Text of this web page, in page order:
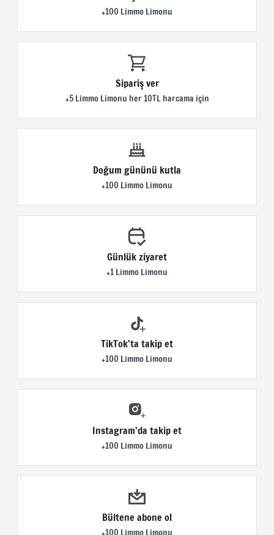
+100 Limmo Limonu
Sipariş ver
+5 Limmo Limonu her 10TL harcama için
Doğum gününü kutla
+100 Limmo Limonu
Günlük ziyaret
+1 Limmo Limonu
TikTok'ta takip et
+100 Limmo Limonu
Instagram'da takip et
+100 Limmo Limonu
Bültene abone ol